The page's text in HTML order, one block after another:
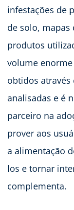
infestações de
de solo, mapas
produtos
volume
obtidos
analisadas e é
parceiro na
prover aos
a alimentação
los e tornar
complementa.